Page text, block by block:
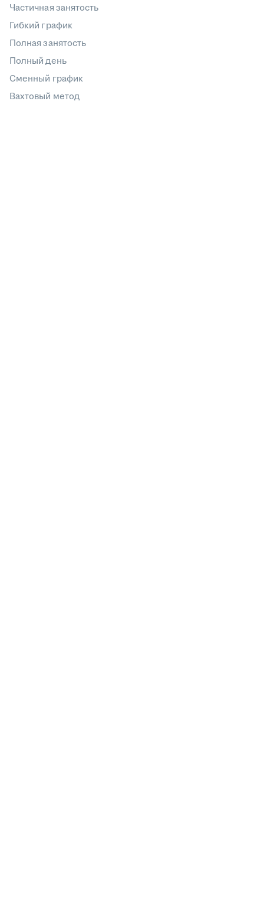
Частичная занятость
Гибкий график
Полная занятость
Полный день
Сменный график
Вахтовый метод